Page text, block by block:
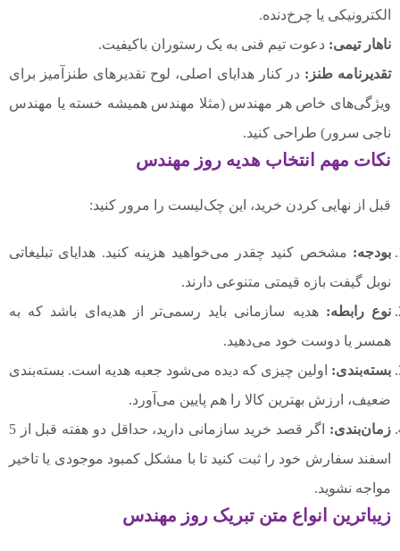
الکترونیکی یا چرخ‌دنده.
ناهار تیمی: دعوت تیم فنی به یک رستوران باکیفیت.
تقدیرنامه طنز: در کنار هدایای اصلی، لوح تقدیرهای طنزآمیز برای
ویژگی‌های خاص هر مهندس (مثلا مهندس همیشه خسته یا مهندس
ناجی سرور) طراحی کنید.
نکات مهم انتخاب هدیه روز مهندس
قبل از نهایی کردن خرید، این چک‌لیست را مرور کنید:
بودجه: مشخص کنید چقدر می‌خواهید هزینه کنید. هدایای تبلیغاتی
نوبل گیفت بازه قیمتی متنوعی دارند.
نوع رابطه: هدیه سازمانی باید رسمی‌تر از هدیه‌ای باشد که به
همسر یا دوست خود می‌دهید.
بسته‌بندی: اولین چیزی که دیده می‌شود جعبه هدیه است. بسته‌بندی
ضعیف، ارزش بهترین کالا را هم پایین می‌آورد.
زمان‌بندی:
اگر قصد خرید سازمانی دارید، حداقل دو هفته قبل از 5
اسفند سفارش خود را ثبت کنید تا با مشکل کمبود موجودی یا تاخیر
مواجه نشوید.
زیباترین انواع متن تبریک روز مهندس